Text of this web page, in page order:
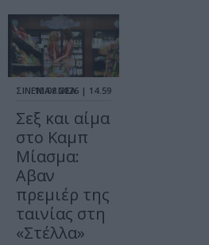
ΣΙΝΕΜΑ / ΝΕΑ
10.08.2026 | 14.59
Σεξ και αίμα
στο Καμπ
Μίασμα:
Αβαν
πρεμιέρ της
ταινίας στη
«Στέλλα»